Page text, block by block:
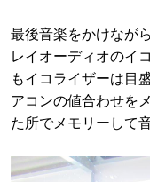
最後音楽をかけなが
レイオーディオのイ
もイコライザーは目
アコンの値合わせを
た所でメモリーして